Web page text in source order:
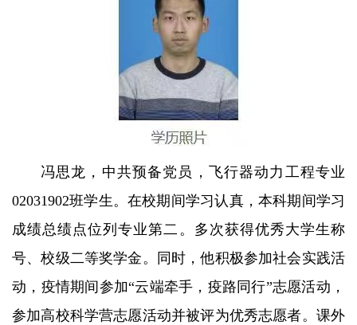
冯思龙，中共预备党员，飞行器动力工程专业
02031902班学生。在校期间学习认真，本科期间学习
成绩总绩点位列专业第二。多次获得优秀大学生称
号、校级二等奖学金。同时，他积极参加社会实践活
动，疫情期间参加“云端牵手，疫路同行”志愿活动，
参加高校科学营志愿活动并被评为优秀志愿者。课外